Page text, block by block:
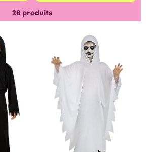
28produits